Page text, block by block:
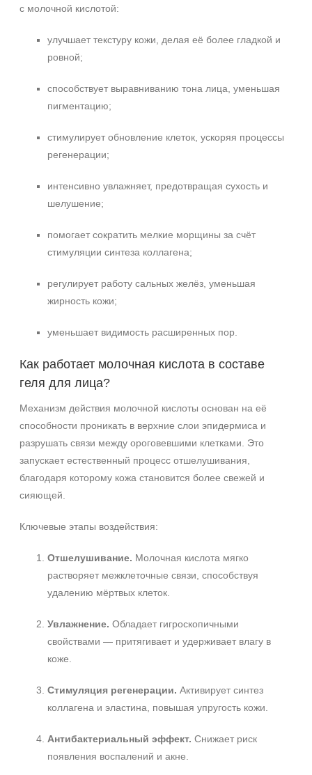
с молочной кислотой:
улучшает текстуру кожи, делая её более гладкой и
ровной;
способствует выравниванию тона лица, уменьшая
пигментацию;
стимулирует обновление клеток, ускоряя процессы
регенерации;
интенсивно увлажняет, предотвращая сухость и
шелушение;
помогает сократить мелкие морщины за счёт
стимуляции синтеза коллагена;
регулирует работу сальных желёз, уменьшая
жирность кожи;
уменьшает видимость расширенных пор.
Как работает молочная кислота в составе
геля для лица?
Механизм действия молочной кислоты основан на её
способности проникать в верхние слои эпидермиса и
разрушать связи между ороговевшими клетками. Это
запускает естественный процесс отшелушивания,
благодаря которому кожа становится более свежей и
сияющей.
Ключевые этапы воздействия:
Отшелушивание. Молочная кислота мягко
растворяет межклеточные связи, способствуя
удалению мёртвых клеток.
Увлажнение. Обладает гигроскопичными
свойствами — притягивает и удерживает влагу в
коже.
Стимуляция регенерации. Активирует синтез
коллагена и эластина, повышая упругость кожи.
Антибактериальный эффект. Снижает риск
появления воспалений и акне.